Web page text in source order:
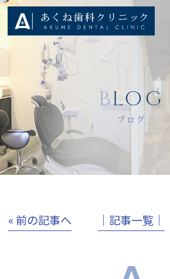
BLOG
ブログ
« 前の記事へ │記事一覧│